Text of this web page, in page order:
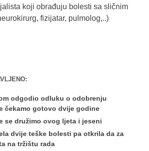
koji obrađuju bolesti sa sličnim
fizijatar, pulmolog,..)
odgodio odluku o odobrenju
čekamo gotovo dvije godine
se družimo ovog ljeta i jeseni
dvije teške bolesti pa otkrila da za
na tržištu rada